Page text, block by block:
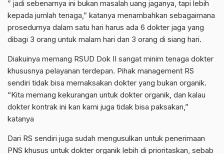
” jadi sebenarnya ini bukan masalah uang jaganya, tapi lebih
kepada jumlah tenaga,” katanya menambahkan sebagaimana
prosedurnya dalam satu hari harus ada 6 dokter jaga yang
dibagi 3 orang untuk malam hari dan 3 orang di siang hari.
Diakuinya memang RSUD Dok II sangat minim tenaga dokter
khususnya pelayanan terdepan. Pihak management RS
sendiri tidak bisa memaksakan dokter yang bukan organik.
“Kita memang kekurangan untuk dokter organik, dan kalau
dokter kontrak ini kan kami juga tidak bisa paksakan,”
katanya
Dari RS sendiri juga sudah mengusulkan untuk penerimaan
PNS khusus untuk dokter organik lebih di prioritaskan, sebab